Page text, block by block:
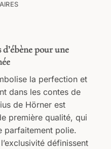
pour une
la perfection et
dans les contes de
de Hörner est
première qualité, qui
parfaitement polie.
définissent